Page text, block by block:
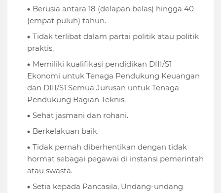
Berusia antara 18 (delapan belas) hingga 40
(empat puluh) tahun.
Tidak terlibat dalam partai politik atau politik
praktis.
Memiliki kualifikasi pendidikan DIII/S1
Ekonomi untuk Tenaga Pendukung Keuangan
dan DIII/S1 Semua Jurusan untuk Tenaga
Pendukung Bagian Teknis.
Sehat jasmani dan rohani.
Berkelakuan baik.
Tidak pernah diberhentikan dengan tidak
hormat sebagai pegawai di instansi pemerintah
atau swasta.
Setia kepada Pancasila, Undang-undang